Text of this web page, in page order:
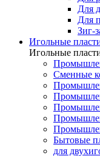
Для
Для
Зиг-
Игольные
Игольные
Сменные
Бытовые
для